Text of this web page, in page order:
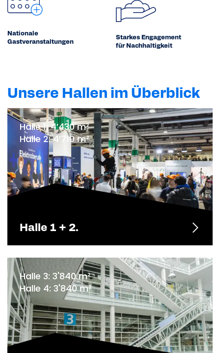
Nationale
Gastveranstaltungen
Starkes Engagement
für Nachhaltigkeit
Unsere Hallen im Überblick
Halle 1: 4’430 m²
Halle 2: 4’710 m²
Halle 1 + 2.
Halle 3: 3'840 m²
Halle 4: 3'840 m²